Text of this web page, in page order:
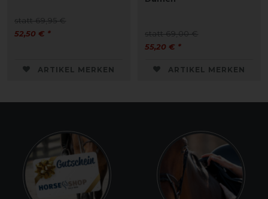
statt 69,95 €
52,50 € *
ARTIKEL MERKEN
statt 69,00 €
55,20 € *
ARTIKEL MERKEN